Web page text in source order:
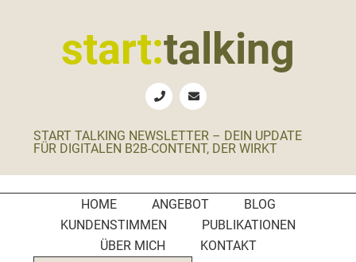
start:talking
B2B-
Social
Media
Manager
PR-
START TALKING NEWSLETTER – DEIN UPDATE
FÜR DIGITALEN B2B-CONTENT, DER WIRKT
HOME ANGEBOT
BLOG
KUNDENSTIMMEN
PUBLIKATIONEN
ÜBER MICH
KONTAKT